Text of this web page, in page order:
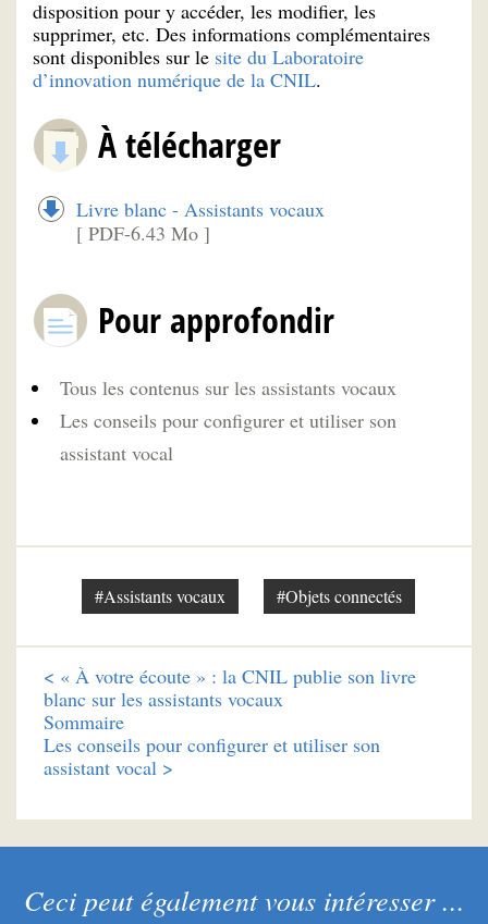
disposition pour y accéder, les modifier, les
supprimer, etc. Des informations complémentaires
sont disponibles sur le site du Laboratoire
d’innovation numérique de la CNIL.
À télécharger
Livre blanc - Assistants vocaux
[ PDF-6.43 Mo ]
Pour approfondir
Tous les contenus sur les assistants vocaux
Les conseils pour configurer et utiliser son
assistant vocal
#Assistants vocaux #Objets connectés
< « À votre écoute » : la CNIL publie son livre
blanc sur les assistants vocaux
Sommaire
Les conseils pour configurer et utiliser son
assistant vocal >
Ceci peut également vous intéresser ...